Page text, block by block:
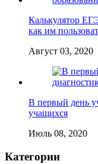
Калькулятор
как им
Август 03, 2020
В первый день
учащихся
Июль 08, 2020
Категории